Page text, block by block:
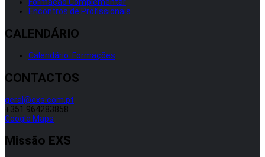
Formação Complementar
Encontros de Profissionais
CALENDÁRIO
Calendário: Formações
CONTACTOS
geral@exs.com.pt
+351 964283858
Google Maps
Missão EXS